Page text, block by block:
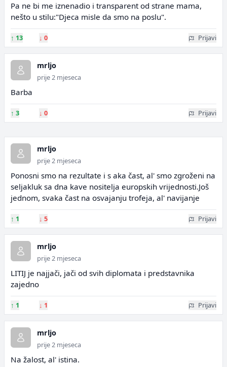
Pa ne bi me iznenadio i transparent od strane mama,
nešto u stilu:"Djeca misle da smo na poslu".
↑ 13 ↓ 0 Prijavi
mrljo
prije 2 mjeseca
Barba
↑ 3 ↓ 0 Prijavi
mrljo
prije 2 mjeseca
Ponosni smo na rezultate i s aka čast, al' smo zgroženi na
seljakluk sa dna kave nositelja europskih vrijednosti.Još
jednom, svaka čast na osvajanju trofeja, al' navijanje
↑ 1 ↓ 5 Prijavi
mrljo
prije 2 mjeseca
LITIJ je najjači, jači od svih diplomata i predstavnika
zajedno
↑ 1 ↓ 1 Prijavi
mrljo
prije 2 mjeseca
Na žalost, al' istina.